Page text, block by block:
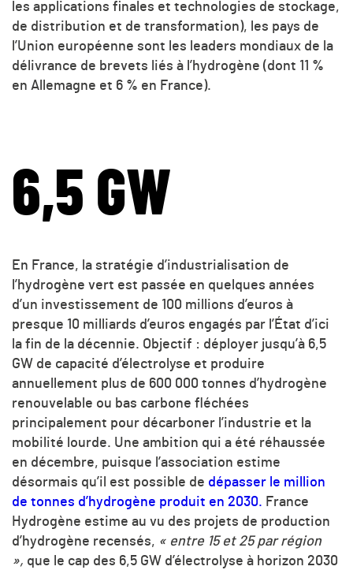
les applications finales et technologies de stockage,
de distribution et de transformation), les pays de
l’Union européenne sont les leaders mondiaux de la
délivrance de brevets liés à l’hydrogène (dont 11 %
en Allemagne et 6 % en France).
6,5 GW
En France, la stratégie d’industrialisation de
l’hydrogène vert est passée en quelques années
d’un investissement de 100 millions d’euros à
presque 10 milliards d’euros engagés par l’État d’ici
la fin de la décennie. Objectif : déployer jusqu’à 6,5
GW de capacité d’électrolyse et produire
annuellement plus de 600 000 tonnes d’hydrogène
renouvelable ou bas carbone fléchées
principalement pour décarboner l’industrie et la
mobilité lourde. Une ambition qui a été réhaussée
en décembre, puisque l’association estime
désormais qu’il est possible de dépasser le million
de tonnes d’hydrogène produit en 2030. France
Hydrogène estime au vu des projets de production
d’hydrogène recensés, « entre 15 et 25 par région
», que le cap des 6,5 GW d’électrolyse à horizon 2030